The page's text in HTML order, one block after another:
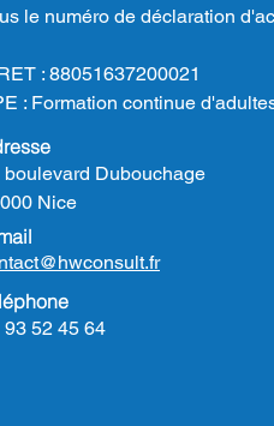
le numéro de déclaration
: 88051637200021
: Formation continue
boulevard Dubouchage
Nice
93 52 45 64